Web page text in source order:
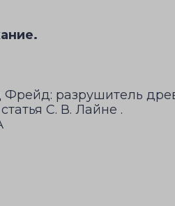
Фрейд: разрушитель
С. В. Лайне .